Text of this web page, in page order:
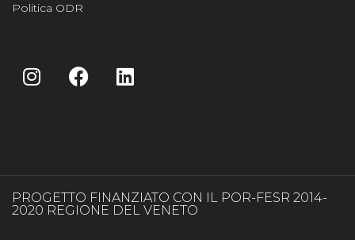
Politica ODR
PROGETTO FINANZIATO CON IL POR-FESR 2014-
2020 REGIONE DEL VENETO